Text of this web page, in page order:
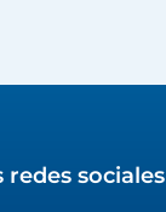
redes sociales